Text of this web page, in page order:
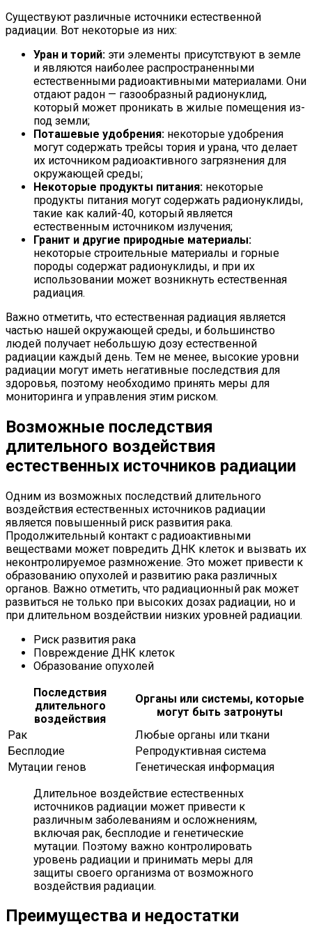
Существуют различные источники естественной
радиации. Вот некоторые из них:
Уран и торий: эти элементы присутствуют в земле
и являются наиболее распространенными
естественными радиоактивными материалами. Они
отдают радон — газообразный радионуклид,
который может проникать в жилые помещения из-
под земли;
Поташевые удобрения: некоторые удобрения
могут содержать трейсы тория и урана, что делает
их источником радиоактивного загрязнения для
окружающей среды;
Некоторые продукты питания: некоторые
продукты питания могут содержать радионуклиды,
такие как калий-40, который является
естественным источником излучения;
Гранит и другие природные материалы:
некоторые строительные материалы и горные
породы содержат радионуклиды, и при их
использовании может возникнуть естественная
радиация.
Важно отметить, что естественная радиация является
частью нашей окружающей среды, и большинство
людей получает небольшую дозу естественной
радиации каждый день. Тем не менее, высокие уровни
радиации могут иметь негативные последствия для
здоровья, поэтому необходимо принять меры для
мониторинга и управления этим риском.
Возможные последствия
длительного воздействия
естественных источников радиации
Одним из возможных последствий длительного
воздействия естественных источников радиации
является повышенный риск развития рака.
Продолжительный контакт с радиоактивными
веществами может повредить ДНК клеток и вызвать их
неконтролируемое размножение. Это может привести к
образованию опухолей и развитию рака различных
органов. Важно отметить, что радиационный рак может
развиться не только при высоких дозах радиации, но и
при длительном воздействии низких уровней радиации.
Риск развития рака
Повреждение ДНК клеток
Образование опухолей
Последствия
длительного
воздействия
Органы или системы, которые
могут быть затронуты
Рак
Любые органы или ткани
Бесплодие
Репродуктивная система
Мутации генов
Генетическая информация
Длительное воздействие естественных
источников радиации может привести к
различным заболеваниям и осложнениям,
включая рак, бесплодие и генетические
мутации. Поэтому важно контролировать
уровень радиации и принимать меры для
защиты своего организма от возможного
воздействия радиации.
Преимущества и недостатки